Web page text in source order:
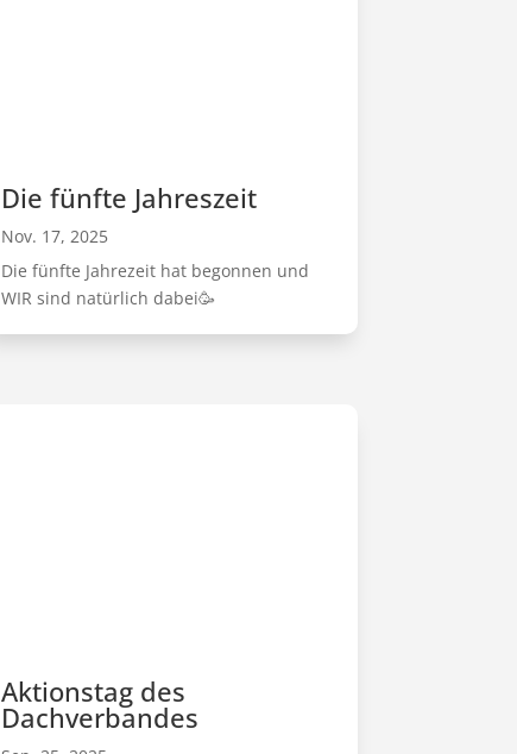
Die fünfte Jahreszeit
Nov. 17, 2025
Die fünfte Jahrezeit hat begonnen und
WIR sind natürlich dabei🥳
Aktionstag des
Dachverbandes